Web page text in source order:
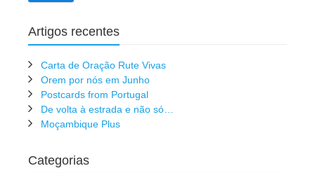
Artigos recentes
Carta de Oração Rute Vivas
Orem por nós em Junho
Postcards from Portugal
De volta à estrada e não só…
Moçambique Plus
Categorias